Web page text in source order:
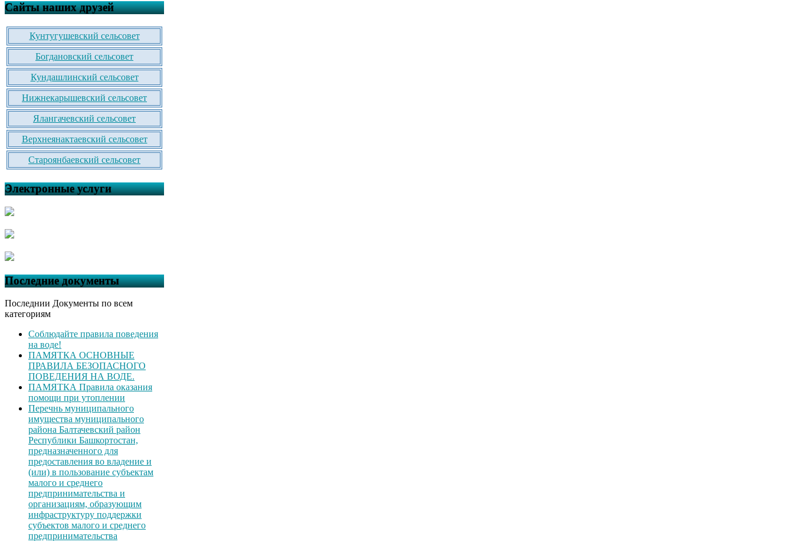
Сайты наших друзей
Кунтугушевский сельсовет
Богдановский сельсовет
Кундашлинский сельсовет
Нижнекарышевский сельсовет
Ялангачевский сельсовет
Верхнеянактаевский сельсовет
Староянбаевский сельсовет
Электронные услуги
Последние документы
Последнии Документы по всем
категориям
Соблюдайте правила поведения
на воде!
ПАМЯТКА ОСНОВНЫЕ
ПРАВИЛА БЕЗОПАСНОГО
ПОВЕДЕНИЯ НА ВОДЕ.
ПАМЯТКА Правила оказания
помощи при утоплении
Перечнь муниципального
имущества муниципального
района Балтачевский район
Республики Башкортостан,
предназначенного для
предоставления во владение и
(или) в пользование субъектам
малого и среднего
предпринимательства и
организациям, образующим
инфраструктуру поддержки
субъектов малого и среднего
предпринимательства